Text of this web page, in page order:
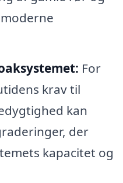
For
krav til
kan
der
kapacitet og